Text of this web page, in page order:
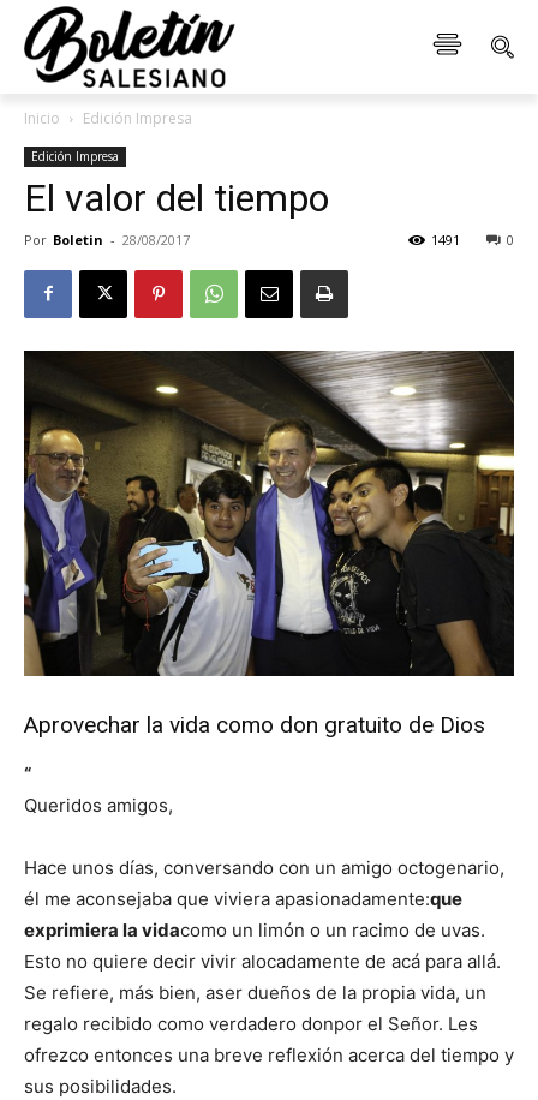
Inicio Edición Impresa
Edición Impresa
El valor del tiempo
Por Boletin - 28/08/2017 0
1491
Aprovechar la vida como don gratuito de Dios
“
Queridos amigos,
Hace unos días, conversando con un amigo octogenario,
él me aconsejaba que viviera apasionadamente:que
exprimiera la vidacomo un limón o un racimo de uvas.
Esto no quiere decir vivir alocadamente de acá para allá.
Se refiere, más bien, aser dueños de la propia vida, un
regalo recibido como verdadero donpor el Señor. Les
ofrezco entonces una breve reflexión acerca del tiempo y
sus posibilidades.